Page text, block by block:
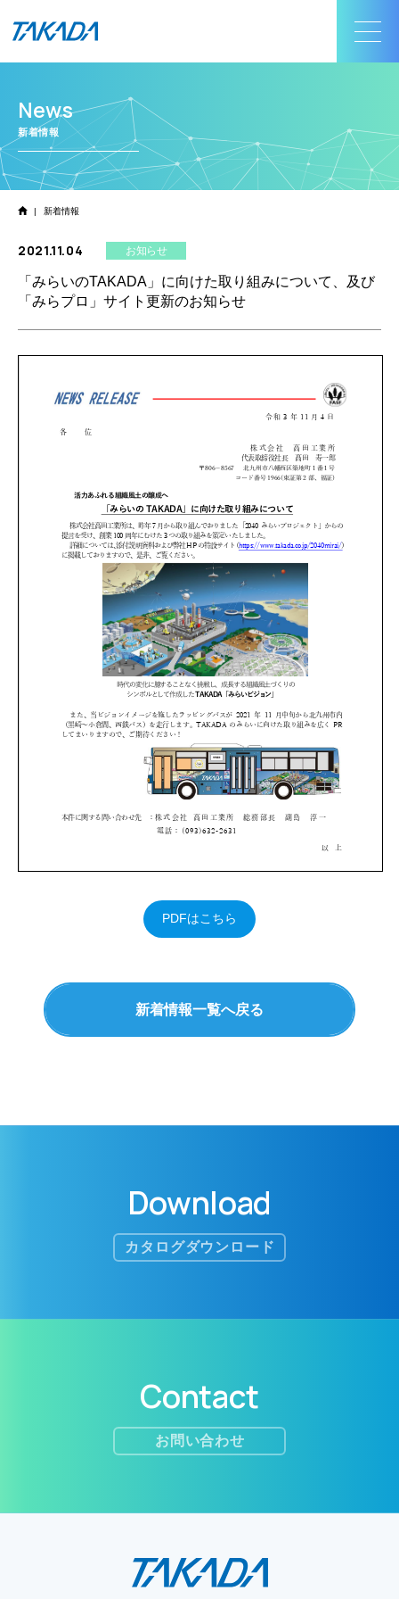
News
新着情報
| 新着情報
2021.11.04 お知らせ
「みらいのTAKADA」に向けた取り組みについて、及び
「みらプロ」サイト更新のお知らせ
PDFはこちら
新着情報一覧へ戻る
Download
カタログダウンロード
Contact
お問い合わせ